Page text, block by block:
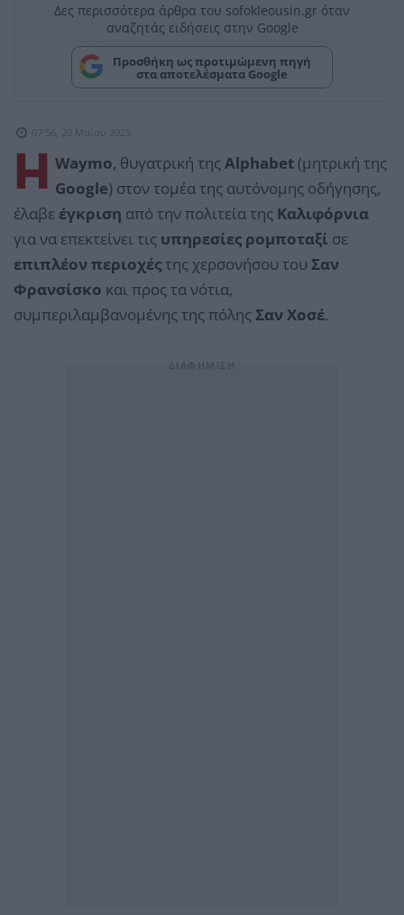
Δες περισσότερα άρθρα του sofokleousin.gr όταν
αναζητάς ειδήσεις στην Google
Προσθήκη ως προτιμώμενη πηγή
στα αποτελέσματα Google
07:56, 20 Μαΐου 2025
Η Waymo, θυγατρική της Alphabet (μητρική της
Google) στον τομέα της αυτόνομης οδήγησης,
έλαβε έγκριση από την πολιτεία της Καλιφόρνια
για να επεκτείνει τις υπηρεσίες ρομποταξί σε
επιπλέον περιοχέςτης χερσονήσου του Σαν
Φρανσίσκο και προς τα νότια,
συμπεριλαμβανομένης της πόλης Σαν Χοσέ.